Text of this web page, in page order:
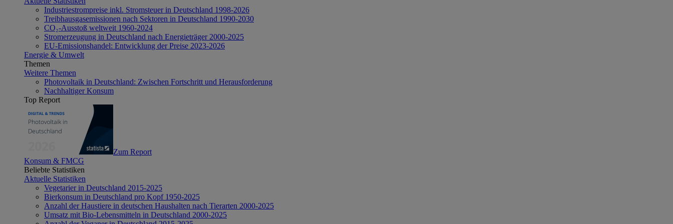
Industriestrompreise inkl. Stromsteuer in Deutschland 1998-2026
Treibhausgasemissionen nach Sektoren in Deutschland 1990-2030
CO₂-Ausstoß weltweit 1960-2024
Stromerzeugung in Deutschland nach Energieträger 2000-2025
EU-Emissionshandel: Entwicklung der Preise 2023-2026
Energie & Umwelt
Themen
Weitere Themen
Photovoltaik in Deutschland: Zwischen Fortschritt und Herausforderung
Nachhaltiger Konsum
Top Report
Zum Report
Konsum & FMCG
Beliebte Statistiken
Aktuelle Statistiken
Vegetarier in Deutschland 2015-2025
Bierkonsum in Deutschland pro Kopf 1950-2025
Anzahl der Haustiere in deutschen Haushalten nach Tierarten 2000-2025
Umsatz mit Bio-Lebensmitteln in Deutschland 2000-2025